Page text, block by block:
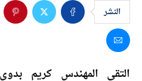
النشر
التقى المهندس كريم